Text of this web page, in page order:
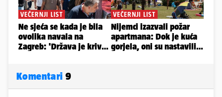
Komentari 9